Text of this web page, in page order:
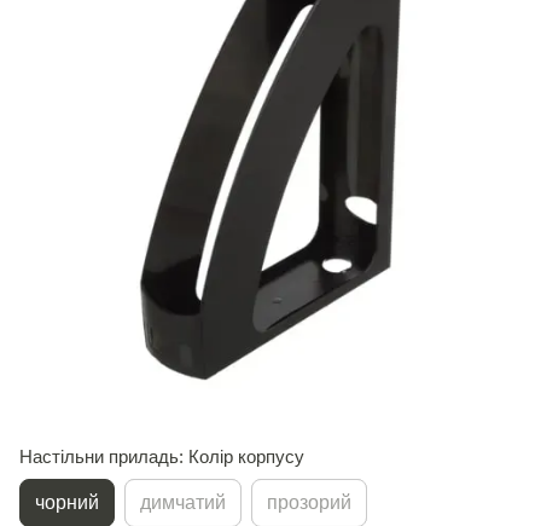
Настільни приладь: Колір корпусу
чорний димчатий прозорий